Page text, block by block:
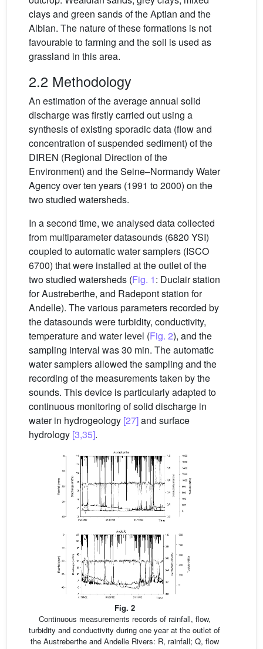
clays and green sands of the Aptian and the
Albian. The nature of these formations is not
favourable to farming and the soil is used as
grassland in this area.
2.2 Methodology
An estimation of the average annual solid
discharge was firstly carried out using a
synthesis of existing sporadic data (flow and
concentration of suspended sediment) of the
DIREN (Regional Direction of the
Environment) and the Seine–Normandy Water
Agency over ten years (1991 to 2000) on the
two studied watersheds.
In a second time, we analysed data collected
from multiparameter datasounds (6820 YSI)
coupled to automatic water samplers (ISCO
6700) that were installed at the outlet of the
two studied watersheds (Fig. 1: Duclair station
for Austreberthe, and Radepont station for
Andelle). The various parameters recorded by
the datasounds were turbidity, conductivity,
temperature and water level (Fig. 2), and the
sampling interval was 30 min. The automatic
water samplers allowed the sampling and the
recording of the measurements taken by the
sounds. This device is particularly adapted to
continuous monitoring of solid discharge in
water in hydrogeology [27]and surface
hydrology [3,35].
Fig. 2
Continuous measurements records of rainfall, flow,
turbidity and conductivity during one year at the outlet of
the Austreberthe and Andelle Rivers: R, rainfall; Q, flow